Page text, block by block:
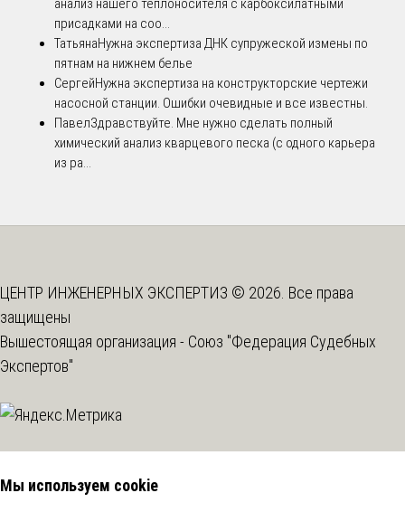
анализ нашего теплоносителя с карбоксилатными
присадками на соо...
ТатьянаНужна экспертиза ДНК супружеской измены по
пятнам на нижнем белье
СергейНужна экспертиза на конструкторские чертежи
насосной станции. Ошибки очевидные и все известны.
ПавелЗдравствуйте. Мне нужно сделать полный
химический анализ кварцевого песка (с одного карьера
из ра...
ЦЕНТР ИНЖЕНЕРНЫХ ЭКСПЕРТИЗ © 2026. Все права
защищены
Вышестоящая организация - Союз "Федерация Судебных
Экспертов"
Мы используем cookie